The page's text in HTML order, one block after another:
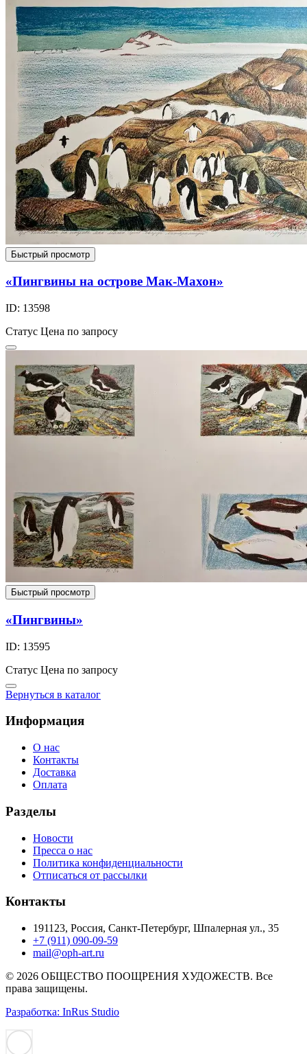
Быстрый просмотр
«Пингвины на острове Мак-Махон»
ID: 13598
Статус Цена по запросу
Быстрый просмотр
«Пингвины»
ID: 13595
Статус Цена по запросу
Вернуться в каталог
Информация
О нас
Контакты
Доставка
Оплата
Разделы
Новости
Пресса о нас
Политика конфиденциальности
Отписаться от рассылки
Контакты
191123, Россия, Санкт-Петербург, Шпалерная ул., 35
+7 (911) 090-09-59
mail@oph-art.ru
© 2026 ОБЩЕСТВО ПООЩРЕНИЯ ХУДОЖЕСТВ. Все
права защищены.
Разработка: InRus Studio